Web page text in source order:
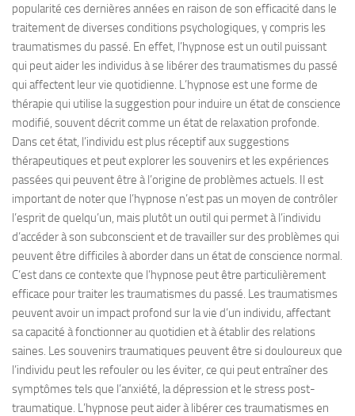
popularité ces dernières années en raison de son efficacité dans le
traitement de diverses conditions psychologiques, y compris les
traumatismes du passé. En effet, l’hypnose est un outil puissant
qui peut aider les individus à se libérer des traumatismes du passé
qui affectent leur vie quotidienne. L’hypnose est une forme de
thérapie qui utilise la suggestion pour induire un état de conscience
modifié, souvent décrit comme un état de relaxation profonde.
Dans cet état, l’individu est plus réceptif aux suggestions
thérapeutiques et peut explorer les souvenirs et les expériences
passées qui peuvent être à l’origine de problèmes actuels. Il est
important de noter que l’hypnose n’est pas un moyen de contrôler
l’esprit de quelqu’un, mais plutôt un outil qui permet à l’individu
d’accéder à son subconscient et de travailler sur des problèmes qui
peuvent être difficiles à aborder dans un état de conscience normal.
C’est dans ce contexte que l’hypnose peut être particulièrement
efficace pour traiter les traumatismes du passé. Les traumatismes
peuvent avoir un impact profond sur la vie d’un individu, affectant
sa capacité à fonctionner au quotidien et à établir des relations
saines. Les souvenirs traumatiques peuvent être si douloureux que
l’individu peut les refouler ou les éviter, ce qui peut entraîner des
symptômes tels que l’anxiété, la dépression et le stress post-
traumatique. L’hypnose peut aider à libérer ces traumatismes en